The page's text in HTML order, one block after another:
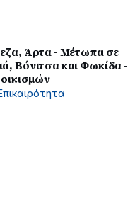
Άρτα - Μέτωπα σε
Βόνιτσα και Φωκίδα -